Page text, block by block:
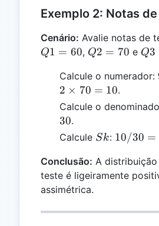
Exemplo 2: Notas
Cenário: Avalie notas de
Q1 = 60, Q2
70
Q2 = 70 e Q3
90
Q3
Calcule o numerador:
2 × 70 = 10.
Calcule o
30.
Calcule Sk
Sk: 10 /
=
0.33
10/30 =
Conclusão: A
teste é ligeiramente
assimétrica.